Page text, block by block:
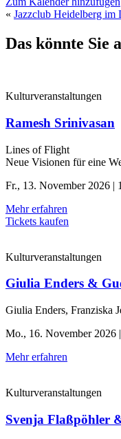
« Jazzclub Heidelberg im
Das könnte Sie
Kulturveranstaltungen
Ramesh Srinivasan
Lines of Flight
Neue Visionen für eine
Fr., 13. November 2026 |
Mehr erfahren
Tickets kaufen
Kulturveranstaltungen
Giulia Enders &
Giulia Enders, Franziska
Mo., 16. November 2026
Mehr erfahren
Kulturveranstaltungen
Svenja Flaßpöhler